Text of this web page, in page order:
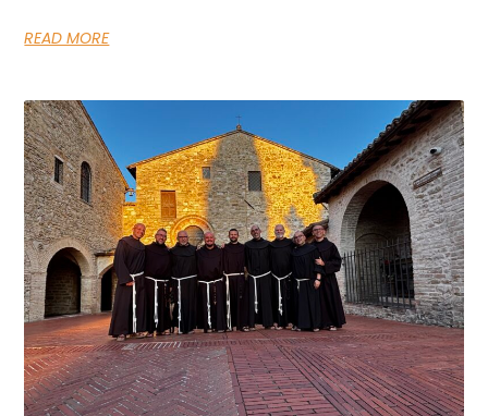
READ MORE